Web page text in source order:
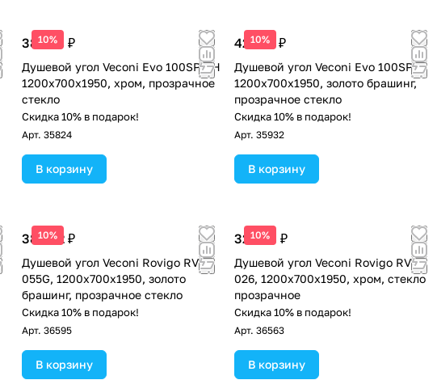
10%
38 208 ₽
Душевой угол Veconi Evo 100SP CH
1200х700x1950, хром, прозрачное
стекло
Скидка 10% в подарок!
Арт. 35824
В корзину
10%
42 582 ₽
Душевой угол Veconi Evo 100SP G
1200х700x1950, золото брашинг,
прозрачное стекло
Скидка 10% в подарок!
Арт. 35932
В корзину
10%
38 682 ₽
Душевой угол Veconi Rovigo RV-
055G, 1200х700х1950, золото
брашинг, прозрачное стекло
Скидка 10% в подарок!
Арт. 36595
В корзину
10%
32 486 ₽
Душевой угол Veconi Rovigo RV-
026, 1200х700х1950, хром, стекло
прозрачное
Скидка 10% в подарок!
Арт. 36563
В корзину